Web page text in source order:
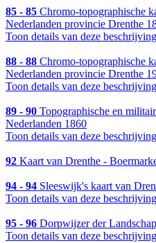
85 - 85 Chromo-topographische
Nederlanden provincie Drenthe
Toon details van deze beschrijving
88 - 88 Chromo-topographische
Nederlanden provincie Drenthe
Toon details van deze beschrijving
89 - 90 Topographische en
Nederlanden 1860
Toon details van deze beschrijving
92 Kaart van Drenthe -
94 - 94 Sleeswijk's kaart van
Toon details van deze beschrijving
95 - 96 Dorpwijzer der
Toon details van deze beschrijving